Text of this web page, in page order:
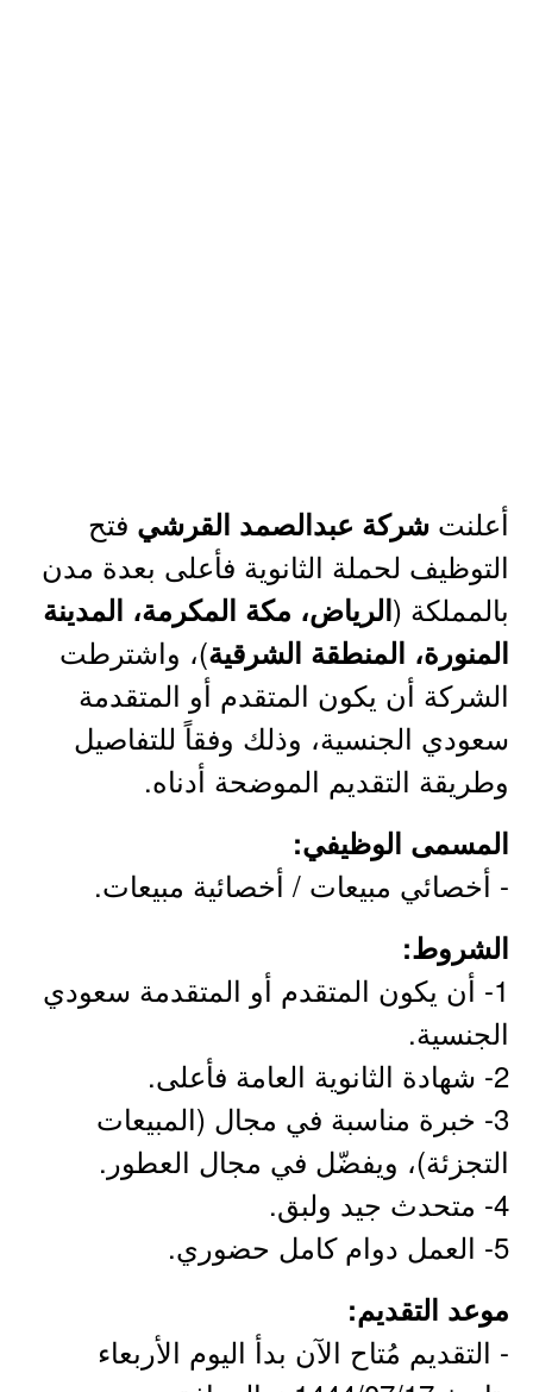
أعلنت شركة عبدالصمد القرشي فتح
التوظيف لحملة الثانوية فأعلى بعدة مدن
بالمملكة (الرياض، مكة المكرمة، المدينة
المنورة، المنطقة الشرقية)، واشترطت
الشركة أن يكون المتقدم أو المتقدمة
سعودي الجنسية، وذلك وفقاً للتفاصيل
وطريقة التقديم الموضحة أدناه.
المسمى الوظيفي:
- أخصائي مبيعات / أخصائية مبيعات.
الشروط:
1- أن يكون المتقدم أو المتقدمة سعودي
الجنسية.
2- شهادة الثانوية العامة فأعلى.
3- خبرة مناسبة في مجال (المبيعات
التجزئة)، ويفضّل في مجال العطور.
4- متحدث جيد ولبق.
5- العمل دوام كامل حضوري.
موعد التقديم:
- التقديم مُتاح الآن بدأ اليوم الأربعاء